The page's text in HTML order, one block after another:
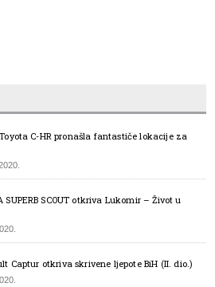
C-HR pronašla fantastiče lokacije za
SUPERB SCOUT otkriva Lukomir – Život u
Captur otkriva skrivene ljepote BiH (II. dio.)